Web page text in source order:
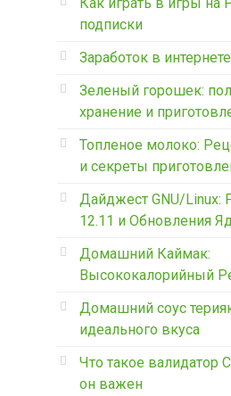
подписки
Заработок в интернете
Зеленый горошек:
хранение и
Топленое молоко:
и секреты
Дайджест GNU/Linux:
12.11 и Обновления
Домашний Каймак:
Высококалорийный
Домашний соус
идеального вкуса
Что такое валидатор
он важен